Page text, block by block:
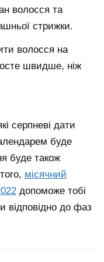
волосся та
стрижки.
волосся на
швидше, ніж
серпневі дати
буде
буде також
місячний
допоможе тобі
відповідно до фаз